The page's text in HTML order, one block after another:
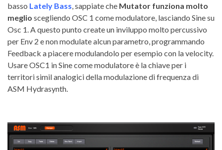
basso Lately Bass , sappiate che Mutator funziona molto
meglio scegliendo OSC 1 come modulatore, lasciando Sine su
Osc 1. A questo punto create un inviluppo molto percussivo
per Env 2 e non modulate alcun parametro, programmando
Feedback a piacere modulandolo per esempio con la velocity.
Usare OSC1 in Sine come modulatore è la chiave per i
territori simil analogici della modulazione di frequenza di
ASM Hydrasynth.